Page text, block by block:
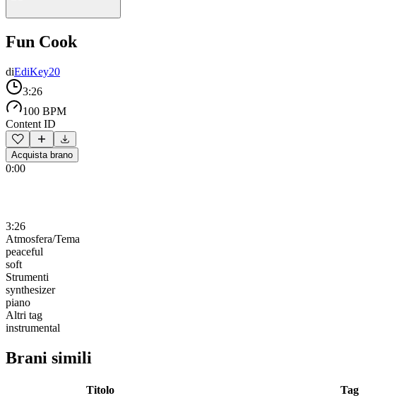
Fun Cook
diEdiKey20
3:26
100 BPM
Content ID
Acquista brano
0:00
3:26
Atmosfera/Tema
peaceful
soft
Strumenti
synthesizer
piano
Altri tag
instrumental
Brani simili
Titolo Tag